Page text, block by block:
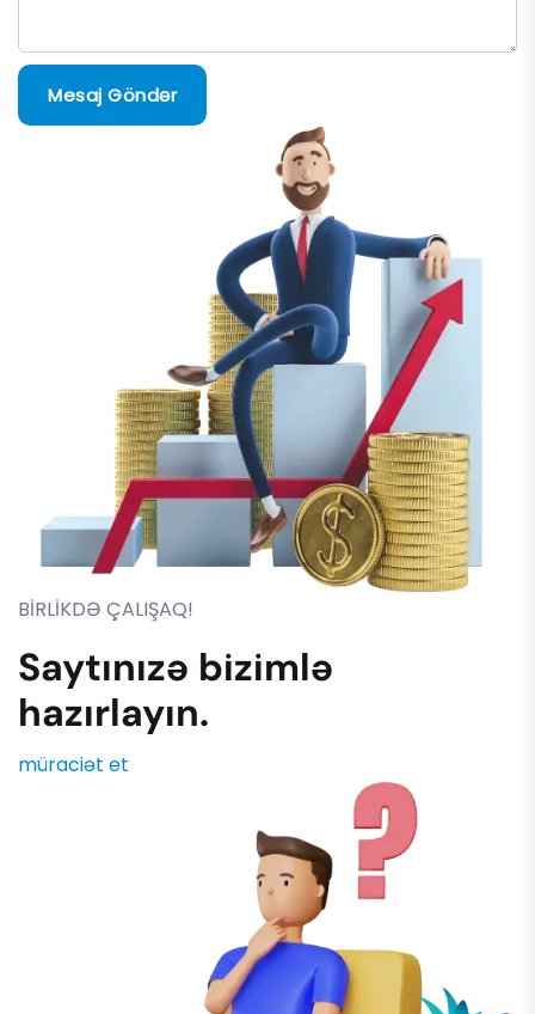
Mesaj Göndər
BİRLİKDƏ ÇALIŞAQ!
Saytınızə bizimlə
hazırlayın.
müraciət et